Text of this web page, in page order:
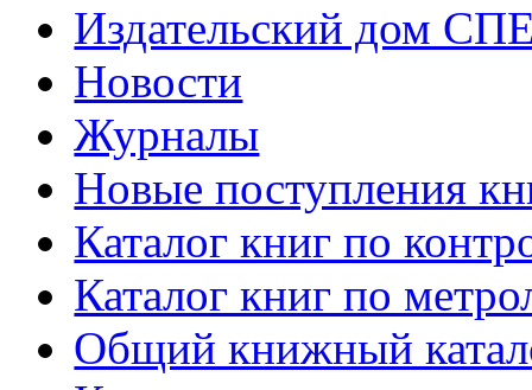
Издательский дом
Новости
Журналы
Новые поступления
Каталог книг по
Каталог книг по
Общий книжный